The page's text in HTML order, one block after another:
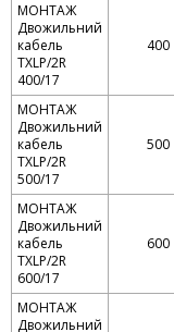
МОНТАЖ
Двожильний
кабель
TXLP/2R
400/17
400
МОНТАЖ
Двожильний
кабель
TXLP/2R
500/17
500
МОНТАЖ
Двожильний
кабель
TXLP/2R
600/17
600
МОНТАЖ
Двожильний